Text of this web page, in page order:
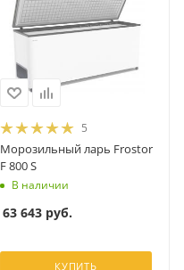
5
Морозильный ларь Frostor
F 800 S
В наличии
63 643 руб.
КУПИТЬ